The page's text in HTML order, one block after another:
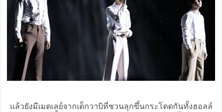
แล้วยังมีเมดเลย์จากเด็กวาบิที่ชวนลุกขึ้นกระโดดกันทั้งฮอลล์